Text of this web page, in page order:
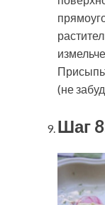
(не
Шаг